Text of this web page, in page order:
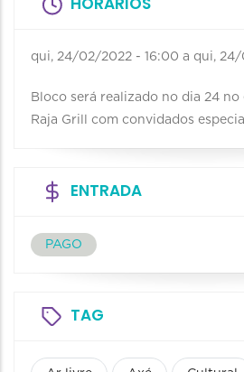
qui, 24/02/2022 - 16:00 a qui,
Bloco será realizado no dia 24
Raja Grill com convidados
ENTRADA
PAGO
TAG